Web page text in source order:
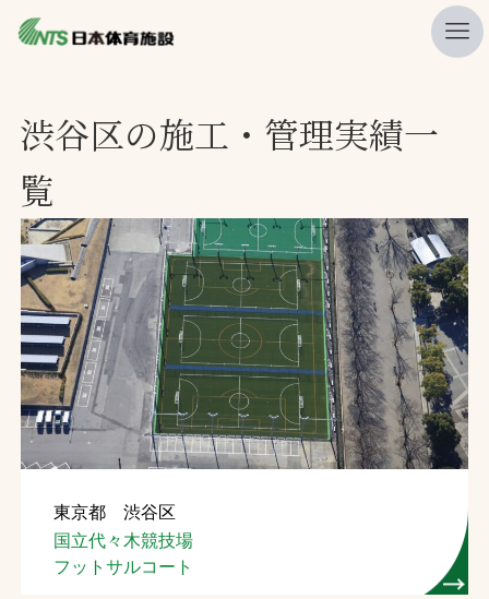
ニュース
プレスリリース
レポート
製品・サービス一覧
施工・管理実績一覧
会社概要
採用情報
検索
お問合せ
渋谷区の施工・管理実績一
覧
東京都 渋谷区
国立代々木競技場
フットサルコート